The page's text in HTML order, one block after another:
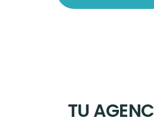
TU